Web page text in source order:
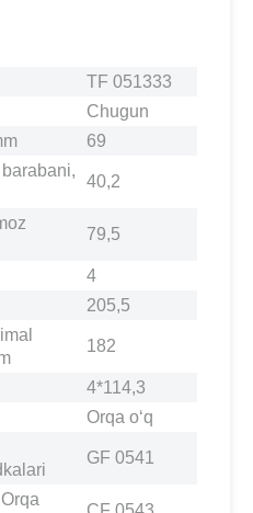
TF 051333
Chugun
69
40,2
79,5
4
205,5
182
4*114,3
Orqa o‘q
GF 0541